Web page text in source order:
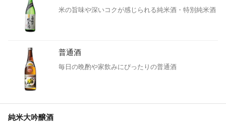
米の旨味や深いコクが感じられる純米酒・特別純米酒
普通酒
毎日の晩酌や家飲みにぴったりの普通酒
純米大吟醸酒